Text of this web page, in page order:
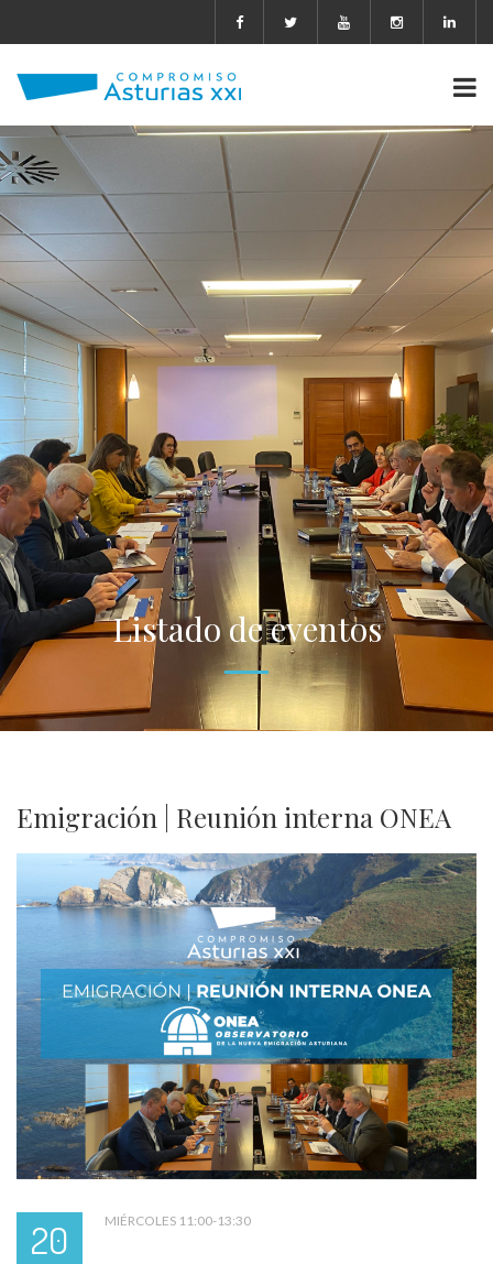
Listado de eventos
Emigración | Reunión interna ONEA
20 MIÉRCOLES 11:00-13:30